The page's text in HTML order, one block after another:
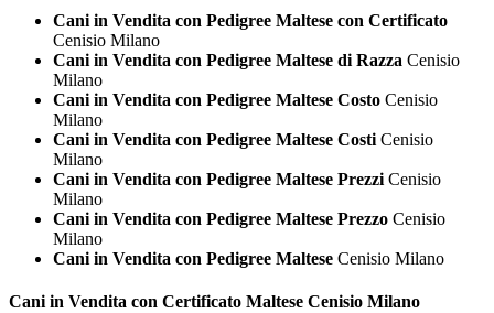
Cani in Vendita con Pedigree Maltese con Certificato
Cenisio Milano
Cani in Vendita con Pedigree Maltese di Razza Cenisio
Milano
Cani in Vendita con Pedigree Maltese Costo Cenisio
Milano
Cani in Vendita con Pedigree Maltese Costi Cenisio
Milano
Cani in Vendita con Pedigree Maltese Prezzi Cenisio
Milano
Cani in Vendita con Pedigree Maltese Prezzo Cenisio
Milano
Cani in Vendita con Pedigree Maltese Cenisio Milano
Cani in Vendita con Certificato Maltese Cenisio Milano